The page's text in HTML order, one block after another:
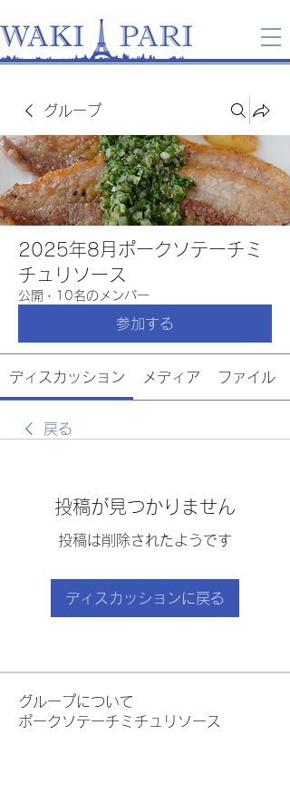
グループ
2025年8月ポークソテーチミ
チュリソース
公開 · 10名のメンバー
参加する
ディスカッション メディア ファイル
戻る
投稿が見つかりません
投稿は削除されたようです
ディスカッションに戻る
グループについて
ポークソテーチミチュリソース